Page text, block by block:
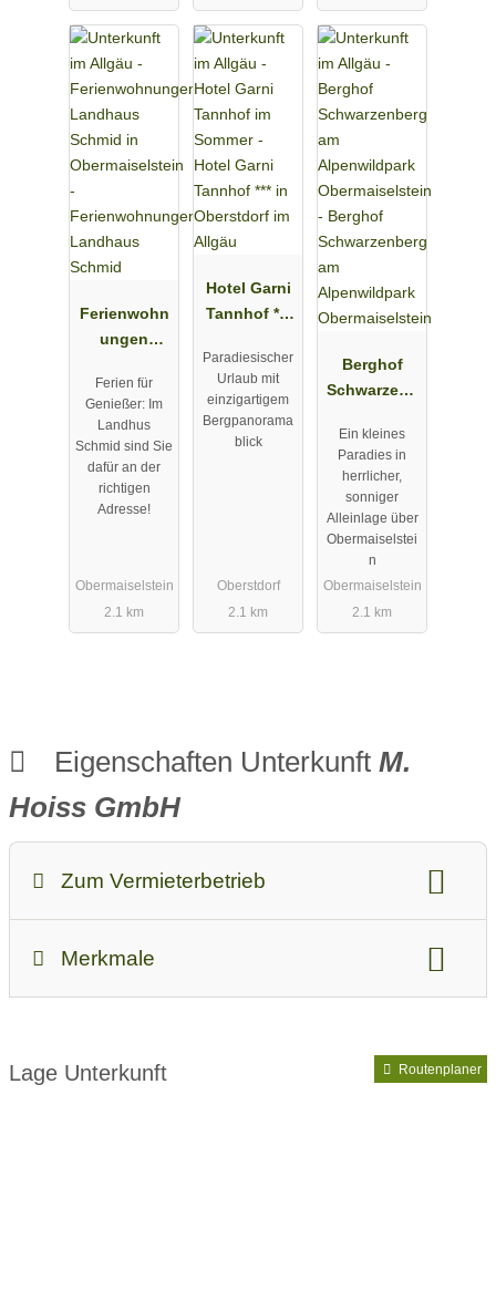
Ferienwohn
ungen
Schmid
Ferien für
Genießer: Im
Landhus
Schmid sind Sie
dafür an der
richtigen
Adresse!
Obermaiselstein
2.1 km
Hotel Garni
Tannhof ***
Oberstdorf
Paradiesischer
Urlaub mit
einzigartigem
Bergpanorama
blick
Oberstdorf
2.1 km
Berghof
Schwarzenb
Alpenwildpa
Obermaisels
tein
Ein kleines
Paradies in
herrlicher,
sonniger
Alleinlage über
Obermaiselstei
n
Obermaiselstein
2.1 km
Eigenschaften Unterkunft M.
Hoiss GmbH
Zum Vermieterbetrieb
Merkmale
Lage Unterkunft Routenplaner